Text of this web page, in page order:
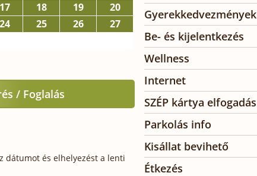
17 18 19
20
24 25 26
27
12
13 14
19
20 21
26
27 28
/ Foglalás
dátumot és elhelyezést a lenti
Gyerekkedvezmények
Be- és kijelentkezés
Wellness
Internet
SZÉP kártya elfogadás
Parkolás info
Kisállat bevihető
Étkezés